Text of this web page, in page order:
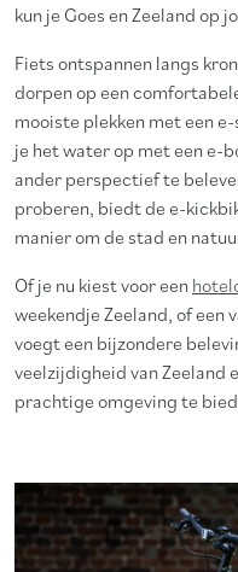
kun je Goes en Zeeland op
Fiets ontspannen langs
dorpen op een
mooiste plekken met een
je het water op met een e-
ander perspectief te
proberen, biedt de e-
manier om de stad en
Of je nu kiest voor een
weekendje Zeeland, of een
voegt een bijzondere
veelzijdigheid van Zeeland
prachtige omgeving te